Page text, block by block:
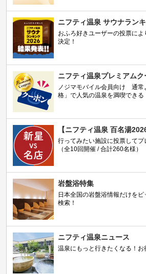
ニフティ温泉 サウナラン
おふろ好きユーザーの投票に
決定！
ニフティ温泉プレミアムク
ノジマモバイル会員向け 通常
格」で人気の温泉を満喫できる
【ニフティ温泉 百名湯2026
行ってみたい施設に投票してプ
（全10回開催 / 合計260名様）
岩盤浴特集
日本全国の岩盤浴情報だけを
検索！
ニフティ温泉ニュース
温泉にもっと行きたくなる！お